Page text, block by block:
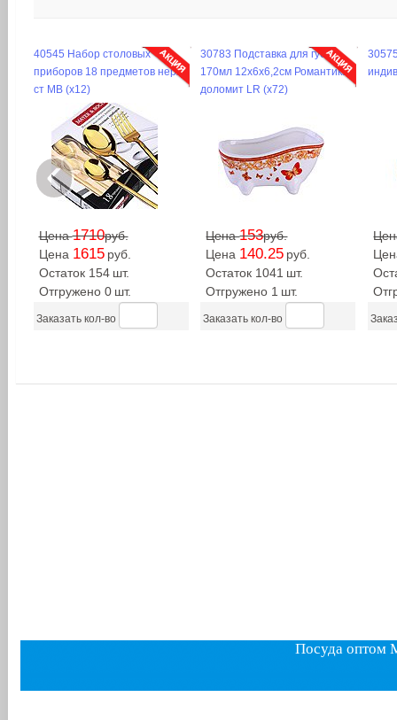
40545 Набор столовых
приборов 18 предметов нерж/
ст MB (х12)
Цена1710руб.
Цена 1615 руб.
Остаток 154 шт.
Отгружено 0 шт.
Заказать кол-во
30783 Подставка для губки
170мл 12х6х6,2см Романтика
доломит LR (х72)
Цена153руб.
Цена 140.25 руб.
Остаток 1041 шт.
Отгружено 1 шт.
Заказать кол-во
‹
Посуда оптом